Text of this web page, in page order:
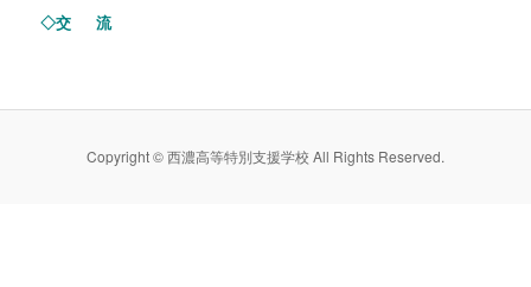
移
◇交 流
Copyright © 西濃高等特別支援学校 All Rights Reserved.